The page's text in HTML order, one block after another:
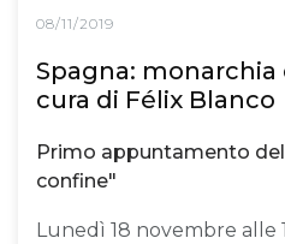
08/11/2019
Spagna:
cura di Félix Blanco
Primo appuntamento
confine"
Lunedì 18 novembre alle